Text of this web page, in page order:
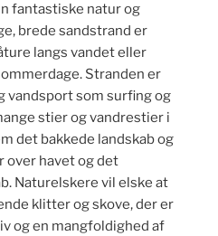
fantastiske natur og
brede sandstrand er
langs vandet eller
Stranden er
vandsport som surfing og
stier og vandrestier i
det bakkede landskab og
over havet og det
Naturelskere vil elske at
klitter og skove, der er
og en mangfoldighed af